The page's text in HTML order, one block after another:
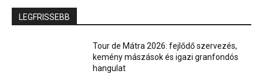
LEGFRISSEBB
Tour de Mátra 2026: fejlődő szervezés,
kemény mászások és igazi granfondós
hangulat